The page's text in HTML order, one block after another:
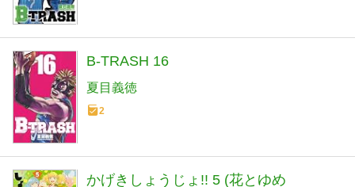
B-TRASH 16
夏目義徳
2
かげきしょうじょ!! 5 (花とゆめ